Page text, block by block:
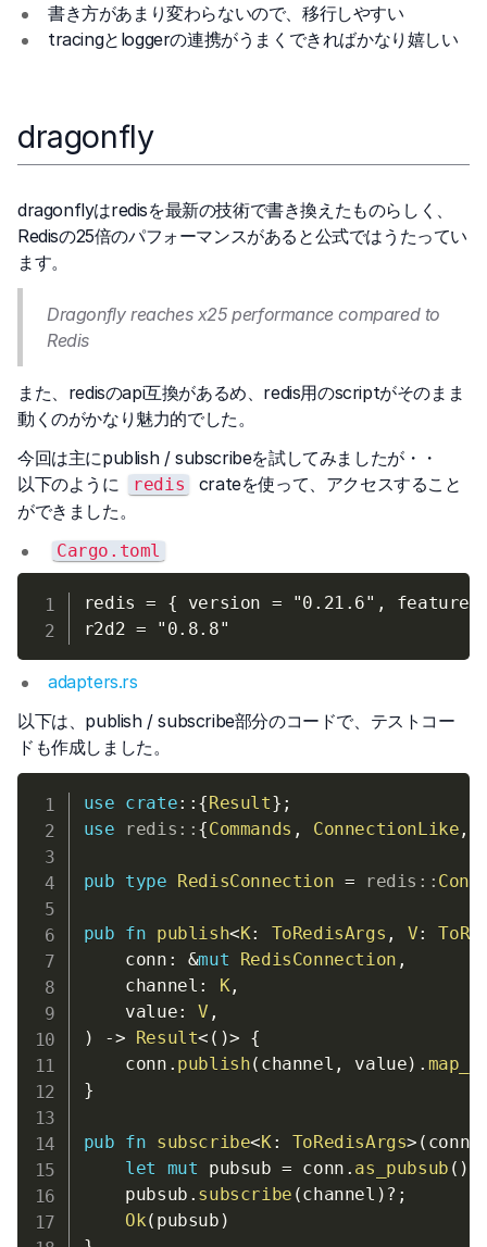
書き方があまり変わらないので、移行しやすい
tracingとloggerの連携がうまくできればかなり嬉しい
dragonfly
dragonflyはredisを最新の技術で書き換えたものらしく、
Redisの25倍のパフォーマンスがあると公式ではうたってい
ます。
Dragonfly reaches x25 performance compared to
Redis
また、redisのapi互換があるめ、redis用のscriptがそのまま
動くのがかなり魅力的でした。
今回は主にpublish / subscribeを試してみましたが・・
以下のように
redis
crateを使って、アクセスすること
ができました。
Cargo.toml
redis = { version = "0.21.6",
adapters.rs
以下は、publish / subscribe部分のコードで、テストコー
ドも作成しました。
use crate:: {Result} ;
use
redis :: {Commands , ConnectionLike ,
pub type RedisConnection = redis ::
pub fn publish<K: ToRedisArgs , V:
    conn
: &mut RedisConnection ,
    channel
: K,
    value
: V ,
)
-> Result< ( )> {
    conn
. publish( channel , value) .
}
pub fn subscribe<K: ToRedisArgs> ( conn
let
mut pubsub = conn . as_pubsub ( )
    pubsub
. subscribe (channel ) ? ;
Ok( pubsub )